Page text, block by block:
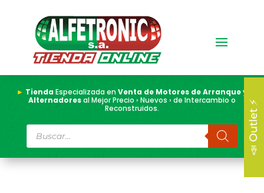
► TiendaEspecializada enVenta de Motores de Arranque y
Alternadoresal Mejor Precio › Nuevos › de Intercambio o
Reconstruidos.
Búsqueda
de
productos
📣 Outlet ⚡